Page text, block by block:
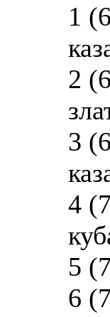
1
2
3
4
5
6